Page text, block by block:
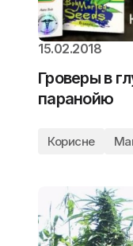
15.02.2018
Гроверы в
паранойю
Корисне